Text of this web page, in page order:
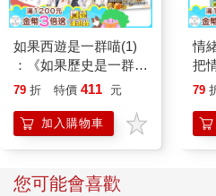
如果西遊是一群喵(1)
：《如果歷史是一群
喵》作者最新力作，附
79 折 特價 411 元
加入購物車
情
把
誰
79
您可能會喜歡